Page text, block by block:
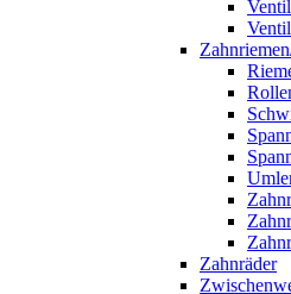
Zahnräder